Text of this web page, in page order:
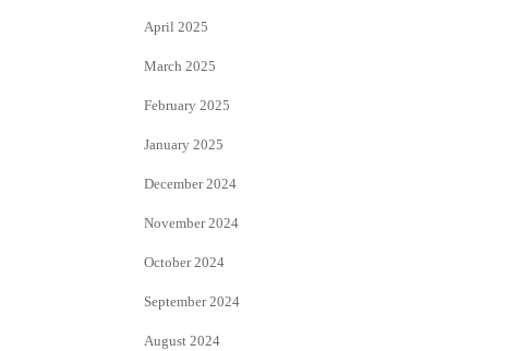
April 2025
March 2025
February 2025
January 2025
December 2024
November 2024
October 2024
September 2024
August 2024